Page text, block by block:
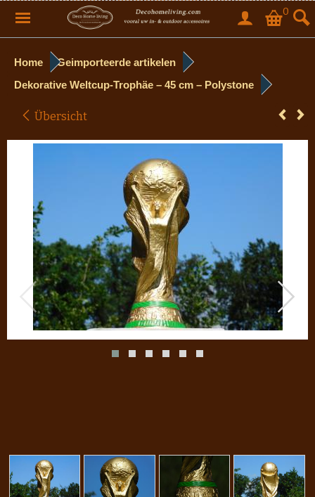
0
Home
Geimporteerde artikelen
Dekorative Weltcup-Trophäe – 45 cm – Polystone
Übersicht